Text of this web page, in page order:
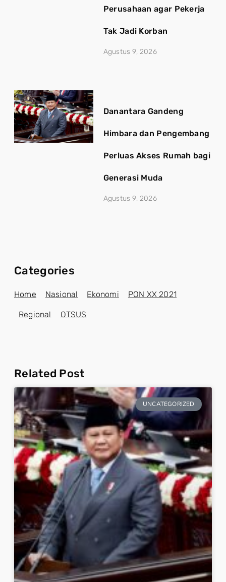
Perusahaan agar Pekerja
Tak Jadi Korban
Agustus 9, 2026
Danantara Gandeng
Himbara dan Pengembang
Perluas Akses Rumah bagi
Generasi Muda
Agustus 9, 2026
Categories
Home Nasional Ekonomi PON XX 2021
Regional OTSUS
Related Post
UNCATEGORIZED